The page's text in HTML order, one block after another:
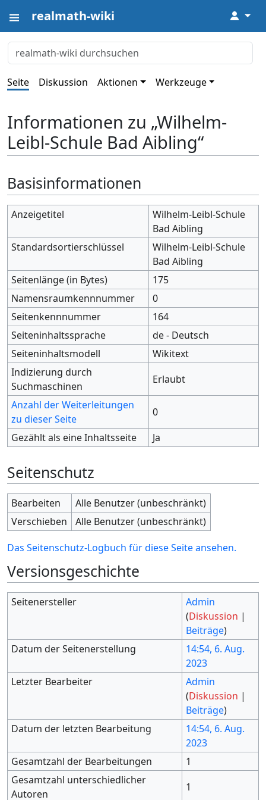
realmath-wiki ↓
Seite Diskussion Aktionen Werkzeuge
Informationen zu „Wilhelm-
Leibl-Schule Bad Aibling“
Basisinformationen
Anzeigetitel
Wilhelm-Leibl-Schule
Bad Aibling
Standardsortierschlüssel
Wilhelm-Leibl-Schule
Bad Aibling
Seitenlänge (in Bytes)
175
Namensraumkennnummer
0
Seitenkennnummer
164
Seiteninhaltssprache
de - Deutsch
Seiteninhaltsmodell
Wikitext
Indizierung durch
Suchmaschinen
Erlaubt
Anzahl der Weiterleitungen
zu dieser Seite
0
Gezählt als eine Inhaltsseite
Ja
Seitenschutz
Bearbeiten
Alle Benutzer (unbeschränkt)
Verschieben
Alle Benutzer (unbeschränkt)
Das Seitenschutz-Logbuch für diese Seite ansehen.
Versionsgeschichte
Seitenersteller
Admin
(Diskussion |
Beiträge)
Datum der Seitenerstellung
14:54, 6. Aug.
2023
Letzter Bearbeiter
Admin
(Diskussion |
Beiträge)
Datum der letzten Bearbeitung
14:54, 6. Aug.
2023
Gesamtzahl der Bearbeitungen
1
Gesamtzahl unterschiedlicher
Autoren
1